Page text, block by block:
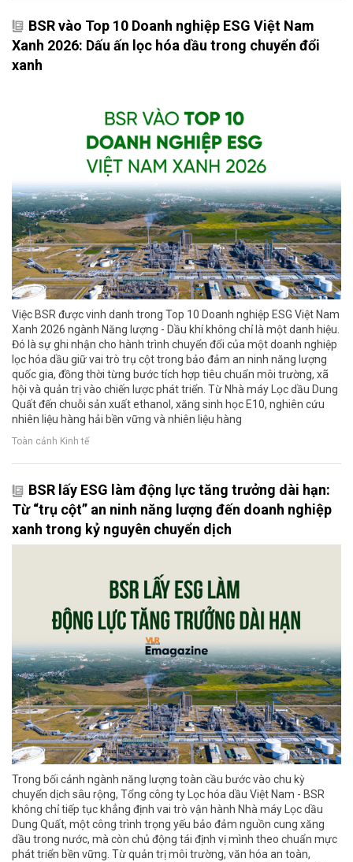
BSR vào Top 10 Doanh nghiệp ESG Việt Nam
Xanh 2026: Dấu ấn lọc hóa dầu trong chuyển đổi
xanh
Việc BSR được vinh danh trong Top 10 Doanh nghiệp ESG Việt Nam
Xanh 2026 ngành Năng lượng - Dầu khí không chỉ là một danh hiệu.
Đó là sự ghi nhận cho hành trình chuyển đổi của một doanh nghiệp
lọc hóa dầu giữ vai trò trụ cột trong bảo đảm an ninh năng lượng
quốc gia, đồng thời từng bước tích hợp tiêu chuẩn môi trường, xã
hội và quản trị vào chiến lược phát triển. Từ Nhà máy Lọc dầu Dung
Quất đến chuỗi sản xuất ethanol, xăng sinh học E10, nghiên cứu
nhiên liệu hàng hải bền vững và nhiên liệu hàng
Toàn cảnh Kinh tế
BSR lấy ESG làm động lực tăng trưởng dài hạn:
Từ “trụ cột” an ninh năng lượng đến doanh nghiệp
xanh trong kỷ nguyên chuyển dịch
Trong bối cảnh ngành năng lượng toàn cầu bước vào chu kỳ
chuyển dịch sâu rộng, Tổng công ty Lọc hóa dầu Việt Nam - BSR
không chỉ tiếp tục khẳng định vai trò vận hành Nhà máy Lọc dầu
Dung Quất, một công trình trọng yếu bảo đảm nguồn cung xăng
dầu trong nước, mà còn chủ động tái định vị mình theo chuẩn mực
phát triển bền vững. Từ quản trị môi trường, văn hóa an toàn,